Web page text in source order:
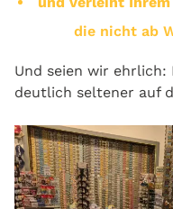
die nicht ab
Und seien wir
deutlich seltener auf